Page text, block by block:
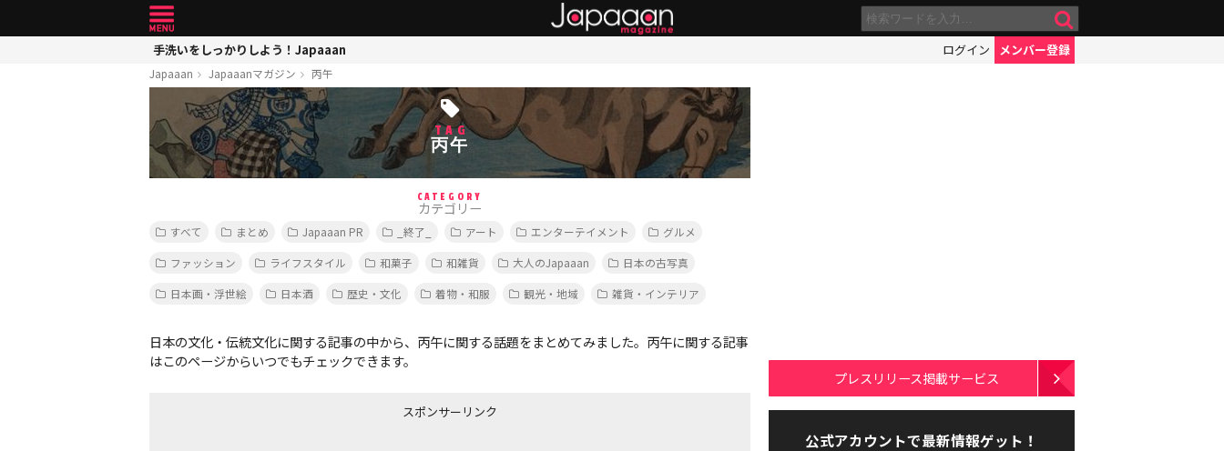
手洗いをしっかりしよう！Japaaan ログイン メンバー登録
Japaaan Japaaanマガジン 丙午
TAG
丙午
CATEGORY
カテゴリー
すべて まとめ Japaaan PR _終了_ アート エンターテイメント
グルメ
ファッション
ライフスタイル 和菓子 和雑貨 大人のJapaaan
日本の古写真
日本画・浮世絵
日本酒 歴史・文化 着物・和服 観光・地域 雑貨・インテリア
日本の文化・伝統文化に関する記事の中から、丙午に関する話題をまとめてみました。丙午に関する記事
はこのページからいつでもチェックできます。
スポンサーリンク
プレスリリース掲載サービス
公式アカウントで最新情報ゲット！